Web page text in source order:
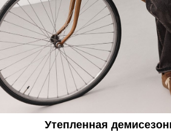
Утепленная